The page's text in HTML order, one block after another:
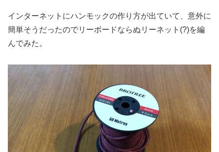
インターネットにハンモックの作り方が出ていて、意外に
簡単そうだったのでリーボードならぬリーネット(?)を編
んでみた。